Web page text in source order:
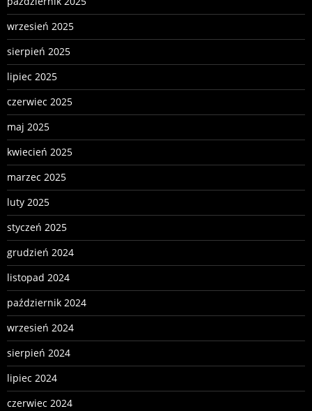
wrzesień 2025
sierpień 2025
lipiec 2025
czerwiec 2025
maj 2025
kwiecień 2025
marzec 2025
luty 2025
styczeń 2025
grudzień 2024
listopad 2024
październik 2024
wrzesień 2024
sierpień 2024
lipiec 2024
czerwiec 2024